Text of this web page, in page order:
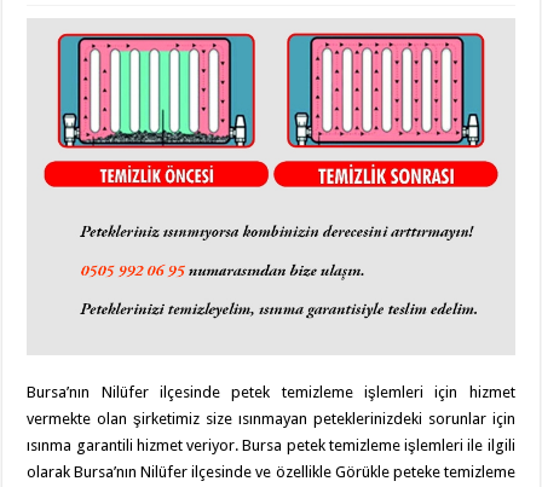
Bursa’nın Nilüfer ilçesinde petek temizleme işlemleri için hizmet
vermekte olan şirketimiz size ısınmayan peteklerinizdeki sorunlar için
ısınma garantili hizmet veriyor. Bursa petek temizleme işlemleri ile ilgili
olarak Bursa’nın Nilüfer ilçesinde ve özellikle Görükle peteke temizleme